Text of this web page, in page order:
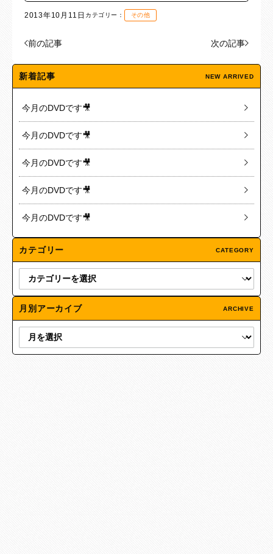
2013年10月11日 カテゴリー： その他
前の記事 次の記事
新着記事 NEW ARRIVED
今月のDVDです🎥
今月のDVDです🎥
今月のDVDです🎥
今月のDVDです🎥
今月のDVDです🎥
カテゴリー CATEGORY
月別アーカイブ ARCHIVE